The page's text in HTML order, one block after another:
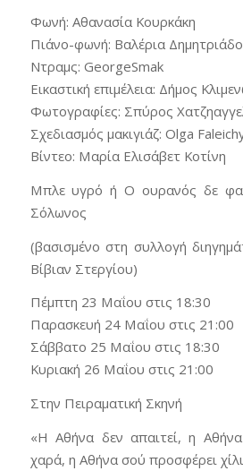
Φωνή: Αθανασία Κουρκάκη
Πιάνο-φωνή: Βαλέρια
Ντραμς: GeorgeSmak
Εικαστική επιμέλεια: Δήμος
Φωτογραφίες: Σπύρος
Σχεδιασμός μακιγιάζ: Olga
Βίντεο: Μαρία Ελισάβετ Κοτίνη
Μπλε υγρό ή Ο ουρανός δε
Σόλωνος
(βασισμένο στη συλλογή
Βίβιαν Στεργίου)
Πέμπτη 23 Μαΐου στις 18:30
Παρασκευή 24 Μαΐου στις 21:00
Σάββατο 25 Μαΐου στις 18:30
Κυριακή 26 Μαΐου στις 21:00
Στην Πειραματική Σκηνή
«Η Αθήνα δεν απαιτεί, η Αθήνα
χαρά, η Αθήνα σού προσφέρει